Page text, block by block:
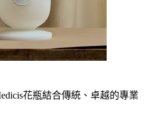
花瓶結合傳統、卓越的專業